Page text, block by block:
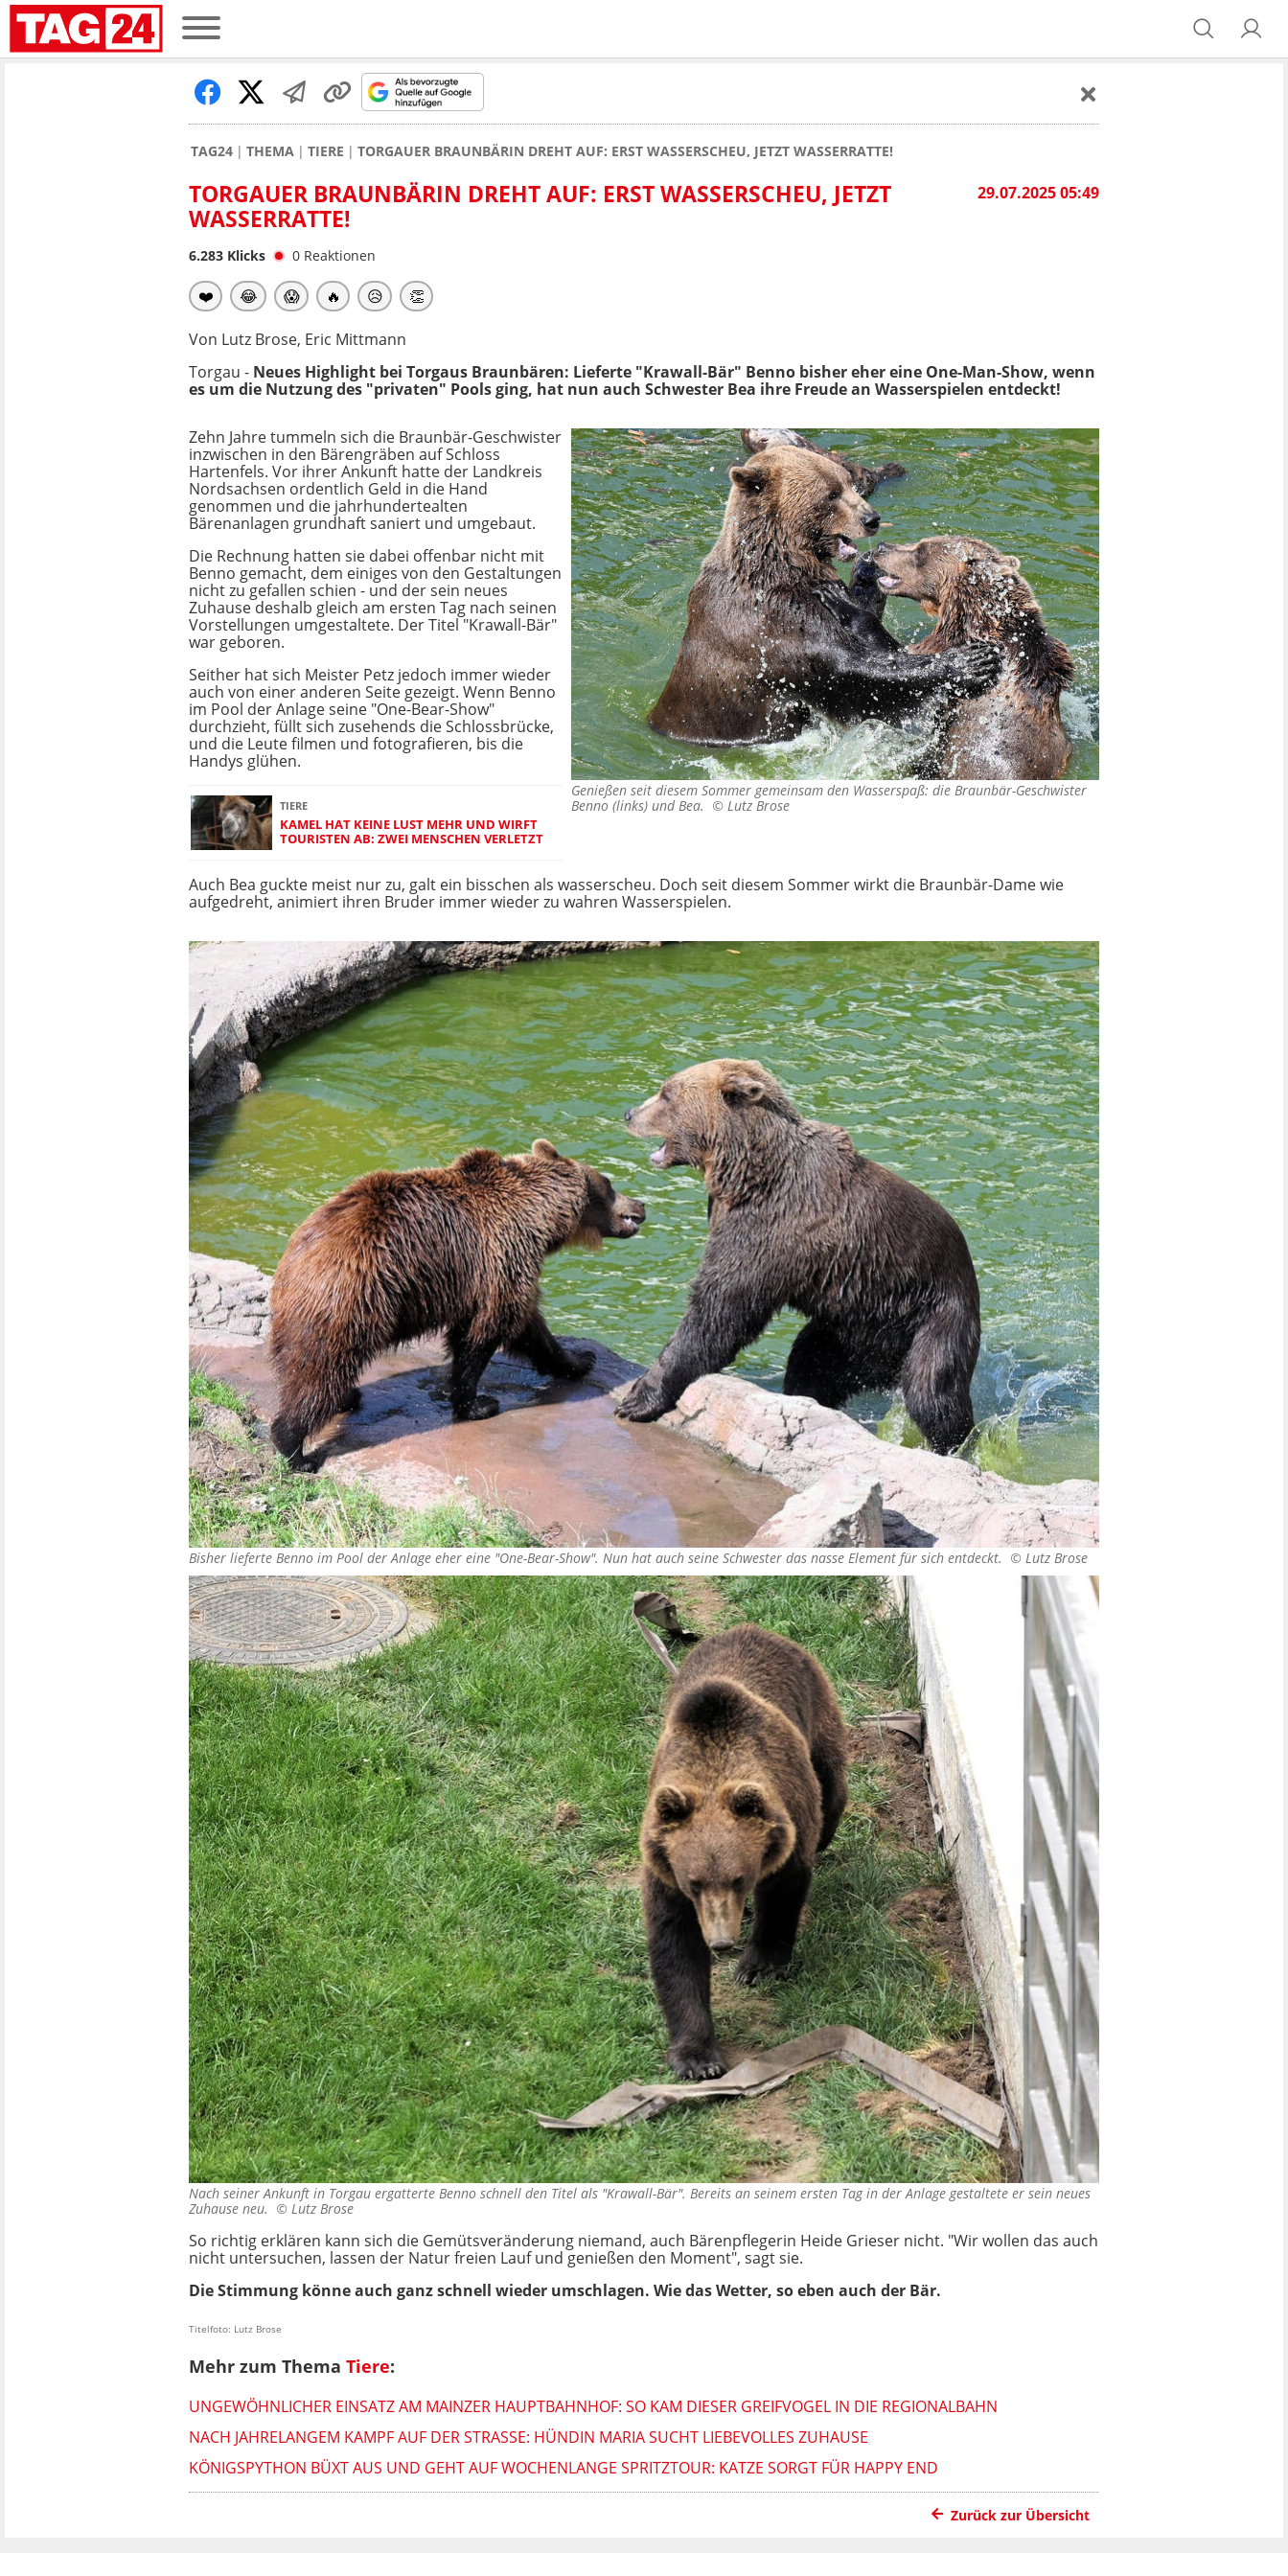
TAG24 THEMA TIERE TORGAUER BRAUNBÄRIN DREHT AUF: ERST WASSERSCHEU, JETZT WASSERRATTE!
29.07.2025 05:49
TORGAUER BRAUNBÄRIN DREHT AUF: ERST WASSERSCHEU, JETZT
WASSERRATTE!
6.283 Klicks 0 Reaktionen
❤️ 😂 😱 🔥 😥 👏
Von Lutz Brose, Eric Mittmann
Torgau - Neues Highlight bei Torgaus Braunbären: Lieferte "Krawall-Bär" Benno bisher eher eine One-Man-Show, wenn
es um die Nutzung des "privaten" Pools ging, hat nun auch Schwester Bea ihre Freude an Wasserspielen entdeckt!
Genießen seit diesem Sommer gemeinsam den Wasserspaß: die Braunbär-Geschwister
Benno (links) und Bea. © Lutz Brose
Zehn Jahre tummeln sich die Braunbär-Geschwister
inzwischen in den Bärengräben auf Schloss
Hartenfels. Vor ihrer Ankunft hatte der Landkreis
Nordsachsen ordentlich Geld in die Hand
genommen und die jahrhundertealten
Bärenanlagen grundhaft saniert und umgebaut.
Die Rechnung hatten sie dabei offenbar nicht mit
Benno gemacht, dem einiges von den Gestaltungen
nicht zu gefallen schien - und der sein neues
Zuhause deshalb gleich am ersten Tag nach seinen
Vorstellungen umgestaltete. Der Titel "Krawall-Bär"
war geboren.
Seither hat sich Meister Petz jedoch immer wieder
auch von einer anderen Seite gezeigt. Wenn Benno
im Pool der Anlage seine "One-Bear-Show"
durchzieht, füllt sich zusehends die Schlossbrücke,
und die Leute filmen und fotografieren, bis die
Handys glühen.
TIERE
KAMEL HAT KEINE LUST MEHR UND WIRFT
TOURISTEN AB: ZWEI MENSCHEN VERLETZT
Auch Bea guckte meist nur zu, galt ein bisschen als wasserscheu. Doch seit diesem Sommer wirkt die Braunbär-Dame wie
aufgedreht, animiert ihren Bruder immer wieder zu wahren Wasserspielen.
Bisher lieferte Benno im Pool der Anlage eher eine "One-Bear-Show". Nun hat auch seine Schwester das nasse Element für sich entdeckt. © Lutz Brose
Nach seiner Ankunft in Torgau ergatterte Benno schnell den Titel als "Krawall-Bär". Bereits an seinem ersten Tag in der Anlage gestaltete er sein neues
Zuhause neu. © Lutz Brose
So richtig erklären kann sich die Gemütsveränderung niemand, auch Bärenpflegerin Heide Grieser nicht. "Wir wollen das auch
nicht untersuchen, lassen der Natur freien Lauf und genießen den Moment", sagt sie.
Die Stimmung könne auch ganz schnell wieder umschlagen. Wie das Wetter, so eben auch der Bär.
Titelfoto: Lutz Brose
Mehr zum Thema Tiere:
UNGEWÖHNLICHER EINSATZ AM MAINZER HAUPTBAHNHOF: SO KAM DIESER GREIFVOGEL IN DIE REGIONALBAHN
NACH JAHRELANGEM KAMPF AUF DER STRASSE: HÜNDIN MARIA SUCHT LIEBEVOLLES ZUHAUSE
KÖNIGSPYTHON BÜXT AUS UND GEHT AUF WOCHENLANGE SPRITZTOUR: KATZE SORGT FÜR HAPPY END
Zurück zur Übersicht